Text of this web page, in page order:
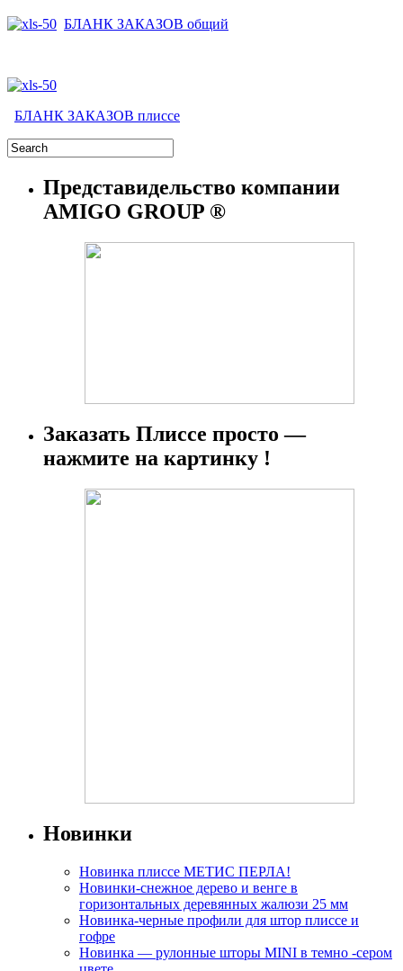
БЛАНК ЗАКАЗОВ общий
БЛАНК ЗАКАЗОВ плиссе
Представидельство компании
AMIGO GROUP ®
Заказать Плиссе просто —
нажмите на картинку !
Новинки
Новинка плиссе МЕТИС ПЕРЛА!
Новинки-снежное дерево и венге в
горизонтальных деревянных жалюзи 25 мм
Новинка-черные профили для штор плиссе и
гофре
Новинка — рулонные шторы MINI в темно -сером